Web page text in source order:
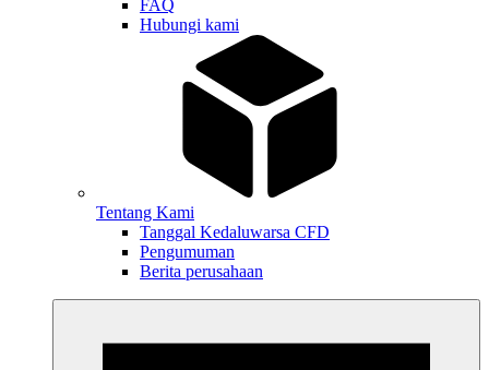
FAQ
Hubungi kami
Tentang Kami
Tanggal Kedaluwarsa CFD
Pengumuman
Berita perusahaan